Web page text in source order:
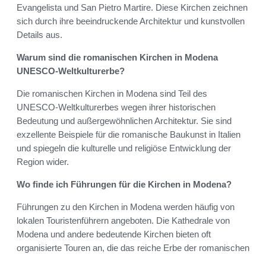
Evangelista und San Pietro Martire. Diese Kirchen zeichnen
sich durch ihre beeindruckende Architektur und kunstvollen
Details aus.
Warum sind die romanischen Kirchen in Modena
UNESCO-Weltkulturerbe?
Die romanischen Kirchen in Modena sind Teil des
UNESCO-Weltkulturerbes wegen ihrer historischen
Bedeutung und außergewöhnlichen Architektur. Sie sind
exzellente Beispiele für die romanische Baukunst in Italien
und spiegeln die kulturelle und religiöse Entwicklung der
Region wider.
Wo finde ich Führungen für die Kirchen in Modena?
Führungen zu den Kirchen in Modena werden häufig von
lokalen Touristenführern angeboten. Die Kathedrale von
Modena und andere bedeutende Kirchen bieten oft
organisierte Touren an, die das reiche Erbe der romanischen